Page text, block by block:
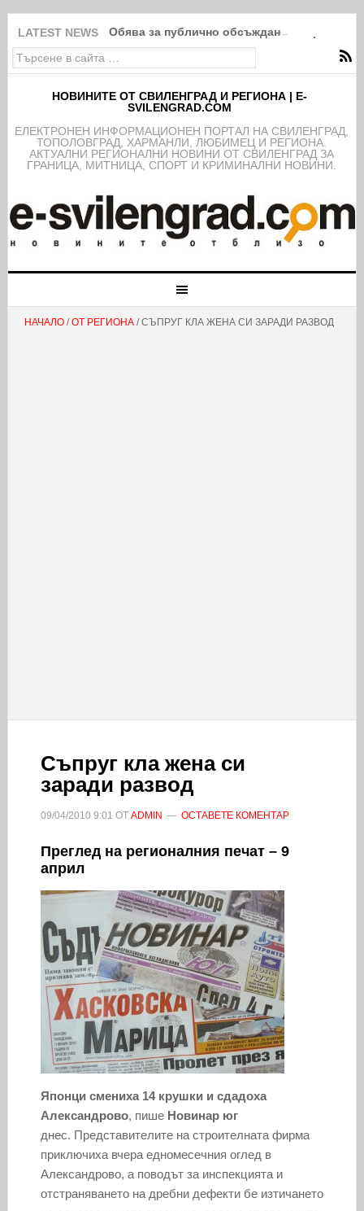
LATEST NEWS Обява за публично обсъждане на проекта
НОВИНИТЕ ОТ СВИЛЕНГРАД И РЕГИОНА | E-
SVILENGRAD.COM
EЛЕКТРОНЕН ИНФОРМАЦИОНЕН ПОРТАЛ НА СВИЛЕНГРАД,
ТОПОЛОВГРАД, ХАРМАНЛИ, ЛЮБИМЕЦ И РЕГИОНА.
АКТУАЛНИ РЕГИОНАЛНИ НОВИНИ ОТ СВИЛЕНГРАД ЗА
ГРАНИЦА, МИТНИЦА, СПОРТ И КРИМИНАЛНИ НОВИНИ.
НАЧАЛО/ОТ РЕГИОНА/ СЪПРУГ КЛА ЖЕНА СИ ЗАРАДИ РАЗВОД
Съпруг кла жена си
заради развод
09/04/2010 9:01 ОТ ADMIN ОСТАВЕТЕ КОМЕНТАР
Преглед на регионалния печат – 9
април
Японци смениха 14 крушки и сдадоха
Александрово, пише Новинар юг
днес. Представителите на строителната фирма
приключиха вчера едномесечния оглед в
Александрово, а поводът за инспекцията и
отстраняването на дребни дефекти бе изтичането